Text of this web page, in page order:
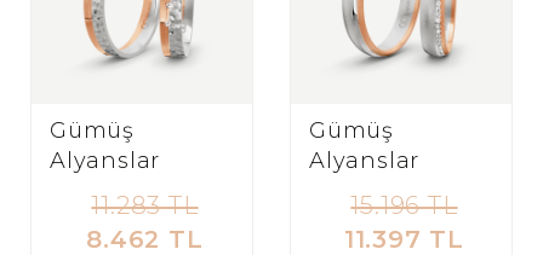
Gümüş
Alyanslar
11.283 TL
8.462 TL
Gümüş
Alyanslar
15.196 TL
11.397 TL